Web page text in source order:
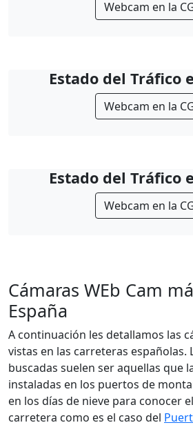
Webcam en la
Estado del Tráfico
Webcam en la
Estado del Tráfico
Webcam en la
Cámaras WEb Cam
España
A continuación les detallamos las
vistas en las carreteras españolas.
buscadas suelen ser aquellas que
instaladas en los puertos de
en los días de nieve para conocer
carretera como es el caso del